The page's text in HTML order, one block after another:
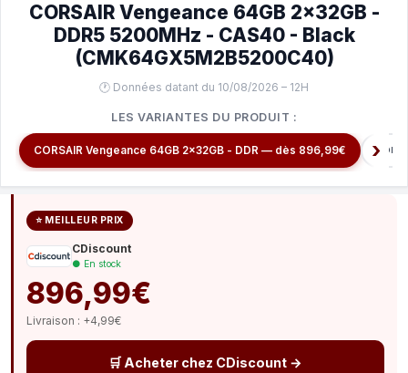
CORSAIR Vengeance 64GB 2x32GB -
DDR5 5200MHz - CAS40 - Black
(CMK64GX5M2B5200C40)
🕐 Données datant du 10/08/2026 – 12H
LES VARIANTES DU PRODUIT :
CORSAIR Vengeance 64GB 2x32GB - DDR — dès 896,99€
⭐ MEILLEUR PRIX
CDiscount
● En stock
896,99€
Livraison : +4,99€
🛒 Acheter chez CDiscount →